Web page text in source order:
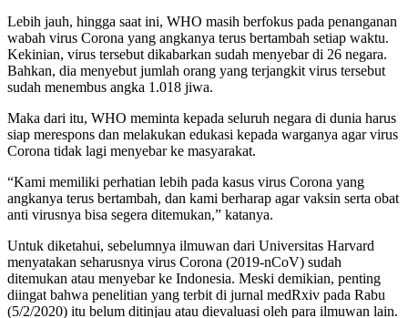
Lebih jauh, hingga saat ini, WHO masih berfokus pada penanganan
wabah virus Corona yang angkanya terus bertambah setiap waktu.
Kekinian, virus tersebut dikabarkan sudah menyebar di 26 negara.
Bahkan, dia menyebut jumlah orang yang terjangkit virus tersebut
sudah menembus angka 1.018 jiwa.
Maka dari itu, WHO meminta kepada seluruh negara di dunia harus
siap merespons dan melakukan edukasi kepada warganya agar virus
Corona tidak lagi menyebar ke masyarakat.
“Kami memiliki perhatian lebih pada kasus virus Corona yang
angkanya terus bertambah, dan kami berharap agar vaksin serta obat
anti virusnya bisa segera ditemukan,” katanya.
Untuk diketahui, sebelumnya ilmuwan dari Universitas Harvard
menyatakan seharusnya virus Corona (2019-nCoV) sudah
ditemukan atau menyebar ke Indonesia. Meski demikian, penting
diingat bahwa penelitian yang terbit di jurnal medRxiv pada Rabu
(5/2/2020) itu belum ditinjau atau dievaluasi oleh para ilmuwan lain.